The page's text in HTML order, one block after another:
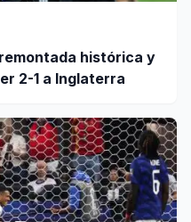
histórica y
2-1 a Inglaterra